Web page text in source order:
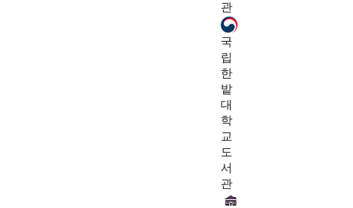
관
국
립
한
밭
대
학
교
도
서
관